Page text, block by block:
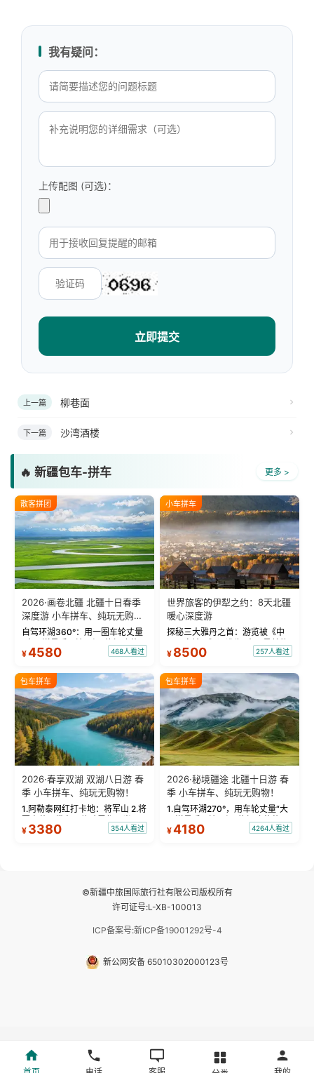
我有疑问：
上传配图 (可选)：
立即提交
上一篇 柳巷面
下一篇 沙湾酒楼
🔥 新疆包车-拼车 更多 >
散客拼团
2026·画卷北疆 北疆十日春季
深度游 小车拼车、纯玩无购
物！
自驾环湖360°：用一圈车轮丈量
“大西洋最后一滴眼泪”的极致蔚
蓝。 赛湖旅拍：甄选多款风格服
绝美瞬间。 赛湖坦克300跟车视
频：专业摄影师...
¥4580 468人看过
小车拼车
世界旅客的伊犁之约：8天北疆
暖心深度游
探秘三大雅丹之首：游览被《中
国国家地理》评选为“中国最美的
三大雅丹”第一名的克拉玛依魔鬼
瓦人最大村落——禾木村，欣赏
晨雾与小木...
¥ 8500 257人看过
包车拼车
2026·春享双湖 双湖八日游 春
季 小车拼车、纯玩无购物！
1.阿勒泰网红打卡地：将军山 2.将
军山落日缆车，体验雪都风光 3.
将军山，夕阳派对，蹦迪party 4.
¥ 3380 354人看过
包车拼车
2026·秘境疆途 北疆十日游 春
季 小车拼车、纯玩无购物！
1.自驾环湖270°，用车轮丈量“大
西洋最后一滴眼泪”的极致蔚蓝，
让雪山、花海与深邃湖水在转弯
¥4180 4264人看过
©新疆中旅国际旅行社有限公司版权所有
许可证号:L-XB-100013
ICP备案号:新ICP备19001292号-4
新公网安备 65010302000123号